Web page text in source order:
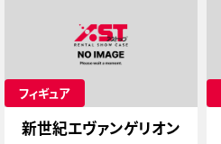
フィギュア
新世紀エヴァンゲリオン